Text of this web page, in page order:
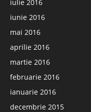
iulie 2016
iunie 2016
mai 2016
aprilie 2016
martie 2016
februarie 2016
ianuarie 2016
decembrie 2015